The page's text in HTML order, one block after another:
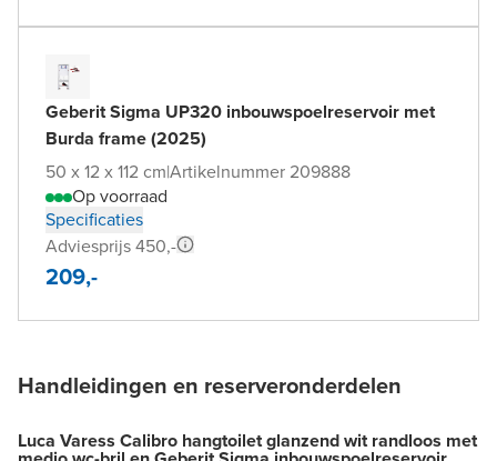
Geberit Sigma UP320 inbouwspoelreservoir met
Burda frame (2025)
50 x 12 x 112 cm|Artikelnummer 209888
Op voorraad
Specificaties
Adviesprijs 450,-
209,-
Handleidingen en reserveronderdelen
Luca Varess Calibro hangtoilet glanzend wit randloos met